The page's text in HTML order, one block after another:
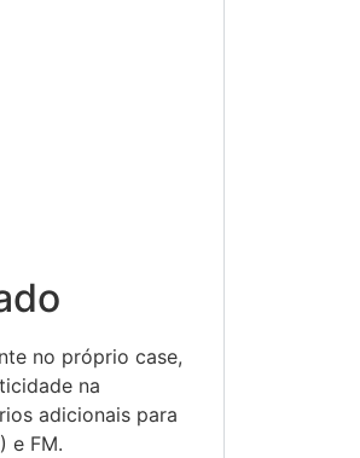
no próprio case,
na
adicionais para
e FM.